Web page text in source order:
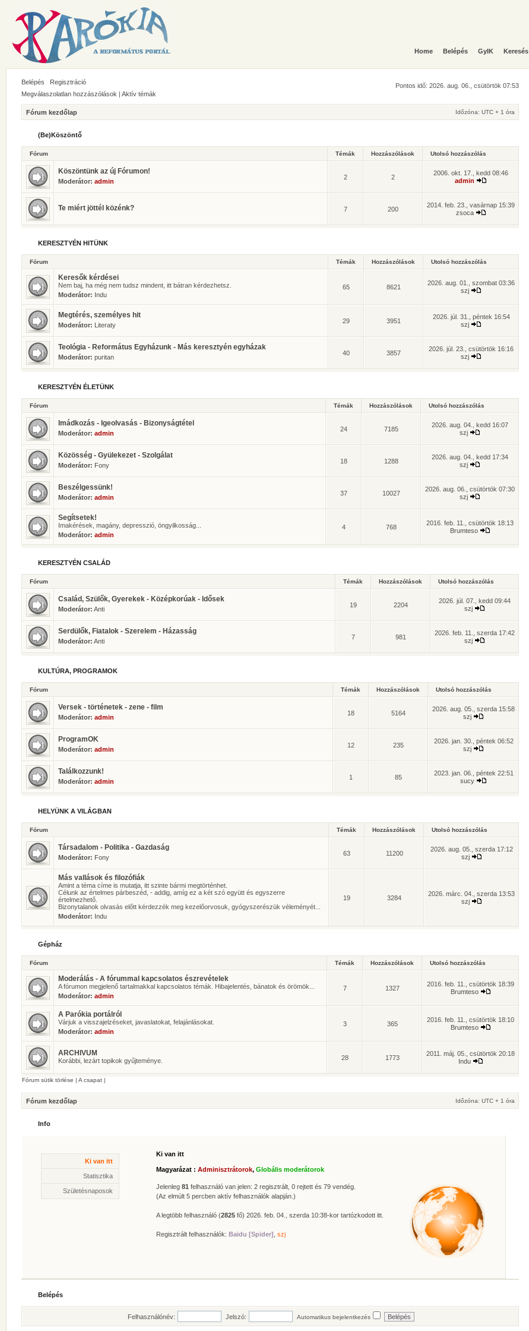
Home Belépés GyIK Keresés
Belépés Regisztráció
Pontos idő: 2026. aug. 06., csütörtök 07:53
Megválaszolatlan hozzászólások | Aktív témák
Fórum kezdőlap Időzóna: UTC + 1 óra
(Be)Köszöntő
Fórum Témák Hozzászólások Utolsó hozzászólás
Köszöntünk az új Fórumon!
Moderátor: admin
2 2
2006. okt. 17., kedd 08:46
admin
Te miért jöttél közénk? 7 200
2014. feb. 23., vasárnap 15:39
zsoca
KERESZTYÉN HITÜNK
Fórum Témák Hozzászólások Utolsó hozzászólás
Keresők kérdései
Nem baj, ha még nem tudsz mindent, itt bátran kérdezhetsz.
Moderátor: Indu
65 8621
2026. aug. 01., szombat 03:36
szj
Megtérés, személyes hit
Moderátor: Literaty
29 3951
2026. júl. 31., péntek 16:54
szj
Teológia - Református Egyházunk - Más keresztyén egyházak
Moderátor: puritan
40 3857
2026. júl. 23., csütörtök 16:16
szj
KERESZTYÉN ÉLETÜNK
Fórum Témák Hozzászólások Utolsó hozzászólás
Imádkozás - Igeolvasás - Bizonyságtétel
Moderátor: admin
24 7185
2026. aug. 04., kedd 16:07
szj
Közösség - Gyülekezet - Szolgálat
Moderátor: Fony
18 1288
2026. aug. 04., kedd 17:34
szj
Beszélgessünk!
Moderátor: admin
37 10027
2026. aug. 06., csütörtök 07:30
szj
Segítsetek!
Imakérések, magány, depresszió, öngyilkosság...
Moderátor: admin
4 768
2016. feb. 11., csütörtök 18:13
Brumteso
KERESZTYÉN CSALÁD
Fórum Témák Hozzászólások Utolsó hozzászólás
Család, Szülők, Gyerekek - Középkorúak - Idősek
Moderátor: Anti
19 2204
2026. júl. 07., kedd 09:44
szj
Serdülők, Fiatalok - Szerelem - Házasság
Moderátor: Anti
7 981
2026. feb. 11., szerda 17:42
szj
KULTÚRA, PROGRAMOK
Fórum Témák Hozzászólások Utolsó hozzászólás
Versek - történetek - zene - film
Moderátor: admin
18 5164
2026. aug. 05., szerda 15:58
szj
ProgramOK
Moderátor: admin
12 235
2026. jan. 30., péntek 06:52
szj
Találkozzunk!
Moderátor: admin
1 85
2023. jan. 06., péntek 22:51
sucy
HELYÜNK A VILÁGBAN
Fórum Témák Hozzászólások Utolsó hozzászólás
Társadalom - Politika - Gazdaság
Moderátor: Fony
63 11200
2026. aug. 05., szerda 17:12
szj
Más vallások és filozófiák
Amint a téma címe is mutatja, itt szinte bármi megtörténhet.
Célunk az értelmes párbeszéd, - addig, amíg ez a két szó együtt és egyszerre
értelmezhető.
Bizonytalanok olvasás előtt kérdezzék meg kezelőorvosuk, gyógyszerészük véleményét...
Moderátor: Indu
19 3284
2026. márc. 04., szerda 13:53
szj
Gépház
Fórum Témák Hozzászólások Utolsó hozzászólás
Moderálás - A fórummal kapcsolatos észrevételek
A fórumon megjelenő tartalmakkal kapcsolatos témák. Hibajelentés, bánatok és örömök...
Moderátor: admin
7 1327
2016. feb. 11., csütörtök 18:39
Brumteso
A Parókia portálról
Várjuk a visszajelzéseket, javaslatokat, felajánlásokat.
Moderátor: admin
3 365
2016. feb. 11., csütörtök 18:10
Brumteso
ARCHIVUM
Korábbi, lezárt topikok gyűjteménye. 28 1773
2011. máj. 05., csütörtök 20:18
Indu
Fórum sütik törlése | A csapat |
Fórum kezdőlap Időzóna: UTC + 1 óra
Info
Ki van itt
Ki van itt
Magyarázat : Adminisztrátorok, Globális moderátorok
Jelenleg 81 felhasználó van jelen: 2 regisztrált, 0 rejtett és 79 vendég.
(Az elmúlt 5 percben aktív felhasználók alapján.)
A legtöbb felhasználó (2825 fő) 2026. feb. 04., szerda 10:38-kor tartózkodott itt.
Regisztrált felhasználók: Baidu [Spider] szj
Statisztika
Statisztika
* Hozzászólások száma:
62617
* Témák száma:
* Felhasználók száma: 606
* Legújabb regisztrált tagunk:Zolee
Születésnaposok
Belépés
Felhasználónév: Jelszó: Automatikus bejelentkezés